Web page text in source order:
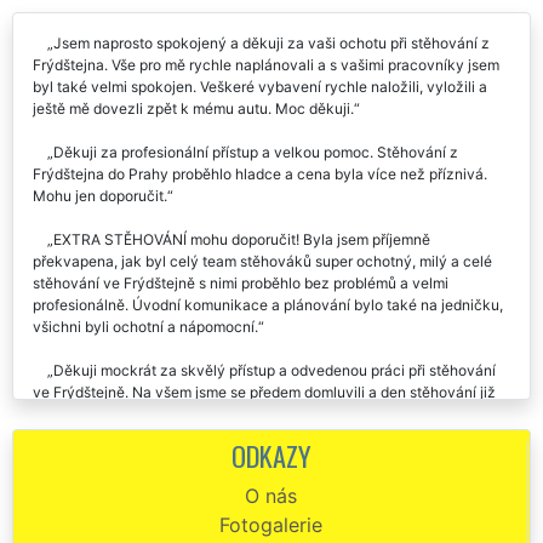
Recenze našich služeb stěhování od zákazníků:
Jsem naprosto spokojený a děkuji za vaši ochotu při stěhování z
Frýdštejna. Vše pro mě rychle naplánovali a s vašimi pracovníky jsem
byl také velmi spokojen. Veškeré vybavení rychle naložili, vyložili a
Děkuji za profesionální přístup a velkou pomoc. Stěhování z
Frýdštejna do Prahy proběhlo hladce a cena byla více než příznivá.
EXTRA STĚHOVÁNÍ mohu doporučit! Byla jsem příjemně
překvapena, jak byl celý team stěhováků super ochotný, milý a celé
stěhování ve Frýdštejně s nimi proběhlo bez problémů a velmi
profesionálně. Úvodní komunikace a plánování bylo také na jedničku,
Děkuji mockrát za skvělý přístup a odvedenou práci při stěhování
probíhal velice rychle. Pracovníci vše pečlivě balili do folie a s
nábytkem manipulovali opravdu opatrně, takže nikde žádné
škrábance. Vše tedy bylo odstěhováno bez problémů, pánové jsou
milý a v novém bytě mi pomohli rozmístit větší nábytek, jak jsem si
ODKAZY
O nás